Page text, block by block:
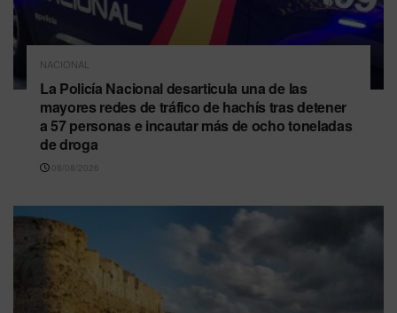
NACIONAL
La Policía Nacional desarticula una de las
mayores redes de tráfico de hachís tras detener
a 57 personas e incautar más de ocho toneladas
de droga
08/08/2026